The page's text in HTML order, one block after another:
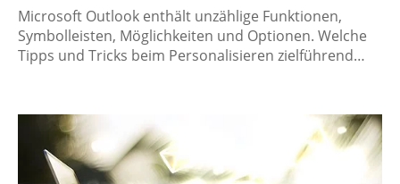
Microsoft Outlook enthält unzählige Funktionen,
Symbolleisten, Möglichkeiten und Optionen. Welche
Tipps und Tricks beim Personalisieren zielführend…